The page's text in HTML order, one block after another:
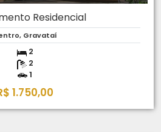
Residencial
Gravataí
2
2
1
1.750,00